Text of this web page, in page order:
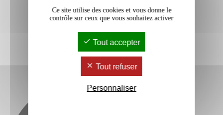
Ce site utilise des cookies et vous donne le
contrôle sur ceux que vous souhaitez activer
Tout accepter
Tout refuser
Personnaliser